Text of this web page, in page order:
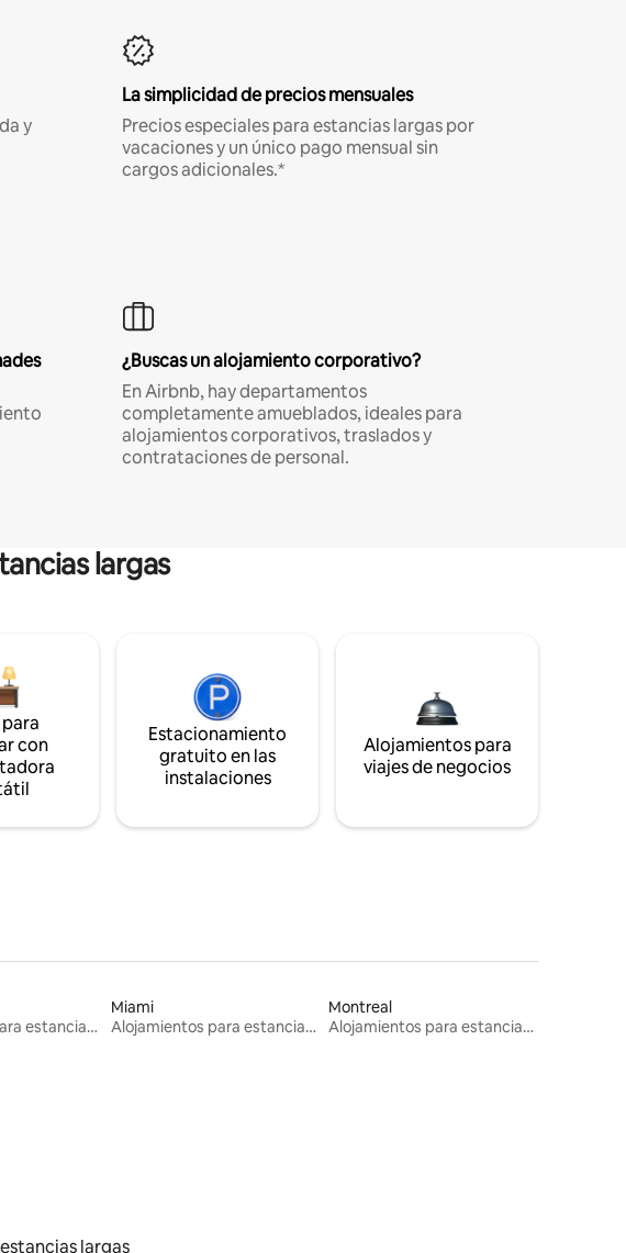
y
La simplicidad de precios mensuales
Precios especiales para estancias largas por
vacaciones y un único pago mensual sin
cargos adicionales.*
¿Buscas un alojamiento corporativo?
En Airbnb, hay departamentos
completamente amueblados, ideales para
alojamientos corporativos, traslados y
contrataciones de personal.
largas
con
Estacionamiento
gratuito en las
instalaciones
Alojamientos para
viajes de negocios
Alojamientos para estancias largas
Miami
Alojamientos para estancias largas
Montreal
Alojamientos para estancias largas
largas